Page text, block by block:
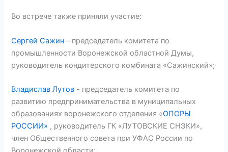
Во встрече также приняли участие:
Сергей Сажин – председатель комитета по
промышленности Воронежской областной Думы,
руководитель кондитерского комбината «Сажинский»;
Владислав Лутов - председатель комитета по
развитию предпринимательства в муниципальных
образованиях воронежского отделения «ОПОРЫ
РОССИИ» , руководитель ГК «ЛУТОВСКИЕ СНЭКИ»,
член Общественного совета при УФАС России по